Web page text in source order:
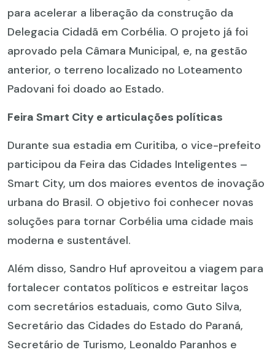
para acelerar a liberação da construção da
Delegacia Cidadã em Corbélia. O projeto já foi
aprovado pela Câmara Municipal, e, na gestão
anterior, o terreno localizado no Loteamento
Padovani foi doado ao Estado.
Feira Smart City e articulações políticas
Durante sua estadia em Curitiba, o vice-prefeito
participou da Feira das Cidades Inteligentes –
Smart City, um dos maiores eventos de inovação
urbana do Brasil. O objetivo foi conhecer novas
soluções para tornar Corbélia uma cidade mais
moderna e sustentável.
Além disso, Sandro Huf aproveitou a viagem para
fortalecer contatos políticos e estreitar laços
com secretários estaduais, como Guto Silva,
Secretário das Cidades do Estado do Paraná,
Secretário de Turismo, Leonaldo Paranhos e